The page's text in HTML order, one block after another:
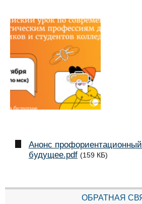
Анонс
будущее.pdf (159 КБ)
ОБРАТНАЯ